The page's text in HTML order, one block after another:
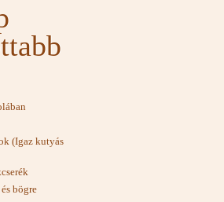
(Igaz kutyás
bögre